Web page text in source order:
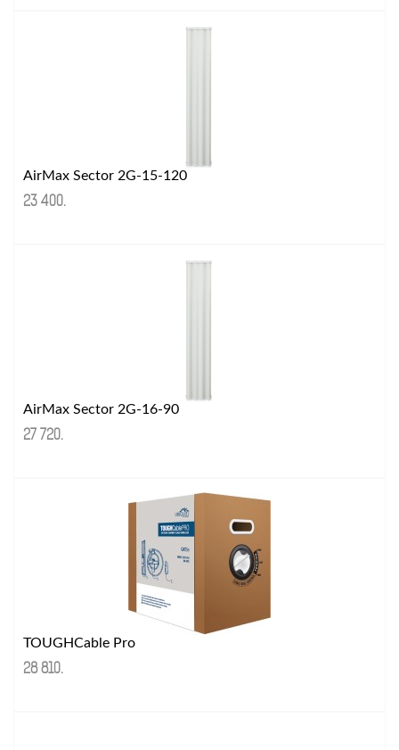
AirMax Sector 2G-15-120
23 400.
AirMax Sector 2G-16-90
27 720.
TOUGHCable Pro
28 810.